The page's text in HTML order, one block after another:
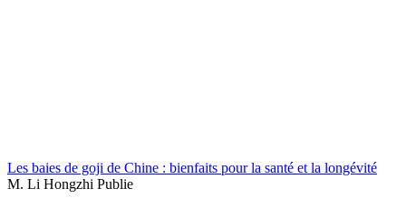
Les baies de goji de Chine : bienfaits pour la santé et la longévité
M. Li Hongzhi Publie